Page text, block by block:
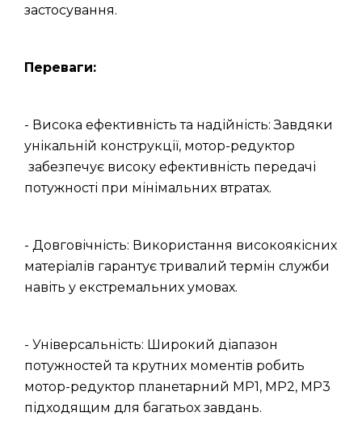
застосування.
Переваги:
- Висока ефективність та надійність: Завдяки
унікальній конструкції, мотор-редуктор
забезпечує високу ефективність передачі
потужності при мінімальних втратах.
- Довговічність: Використання високоякісних
матеріалів гарантує тривалий термін служби
навіть у екстремальних умовах.
- Універсальність: Широкий діапазон
потужностей та крутних моментів робить
мотор-редуктор планетарний МР1, МР2, МР3
підходящим для багатьох завдань.